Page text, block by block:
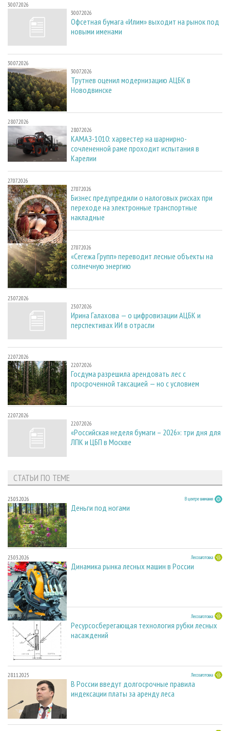
30.07.2026
30.07.2026
Офсетная бумага «Илим» выходит на рынок под
новыми именами
30.07.2026
30.07.2026
Трутнев оценил модернизацию АЦБК в
Новодвинске
28.07.2026
28.07.2026
КАМАЗ-1010: харвестер на шарнирно-
сочлененной раме проходит испытания в
Карелии
27.07.2026
27.07.2026
Бизнес предупредили о налоговых рисках при
переходе на электронные транспортные
накладные
27.07.2026
27.07.2026
«Сегежа Групп» переводит лесные объекты на
солнечную энергию
23.07.2026
23.07.2026
Ирина Галахова — о цифровизации АЦБК и
перспективах ИИ в отрасли
22.07.2026
22.07.2026
Госдума разрешила арендовать лес с
просроченной таксацией — но с условием
22.07.2026
22.07.2026
«Российская неделя бумаги – 2026»: три дня для
ЛПК и ЦБП в Москве
СТАТЬИ ПО ТЕМЕ
23.03.2026 В центре внимания
Деньги под ногами
23.03.2026 Лесозаготовка
Динамика рынка лесных машин в России
23.03.2026 Лесозаготовка
Ресурсосберегающая технология рубки лесных
насаждений
28.11.2025 Лесозаготовка
В России введут долгосрочные правила
индексации платы за аренду леса